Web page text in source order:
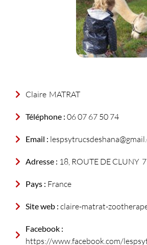
Claire MATRAT
Téléphone : 06 07 67 50 74
Email :
Adresse : 18, ROUTE DE CLUNY
Pays : France
Site web : claire-matrat-
Facebook :
https://www.facebook.com/